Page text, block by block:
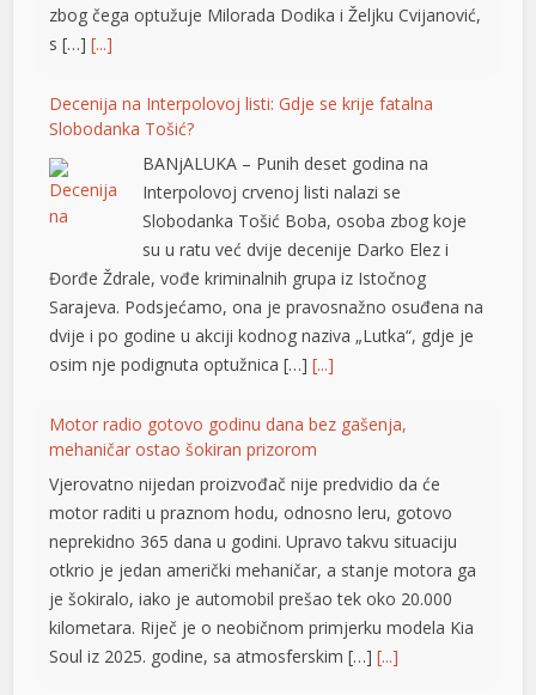
zbog čega optužuje Milorada Dodika i Željku Cvijanović,
s […][...]
Decenija na Interpolovoj listi: Gdje se krije fatalna
Slobodanka Tošić?
BANjALUKA – Punih deset godina na
Interpolovoj crvenoj listi nalazi se
Slobodanka Tošić Boba, osoba zbog koje
su u ratu već dvije decenije Darko Elez i
Đorđe Ždrale, vođe kriminalnih grupa iz Istočnog
Sarajeva. Podsjećamo, ona je pravosnažno osuđena na
dvije i po godine u akciji kodnog naziva „Lutka“, gdje je
osim nje podignuta optužnica […][...]
Motor radio gotovo godinu dana bez gašenja,
mehaničar ostao šokiran prizorom
Vjerovatno nijedan proizvođač nije predvidio da će
motor raditi u praznom hodu, odnosno leru, gotovo
neprekidno 365 dana u godini. Upravo takvu situaciju
otkrio je jedan američki mehaničar, a stanje motora ga
je šokiralo, iako je automobil prešao tek oko 20.000
kilometara. Riječ je o neobičnom primjerku modela Kia
Soul iz 2025. godine, sa atmosferskim […][...]